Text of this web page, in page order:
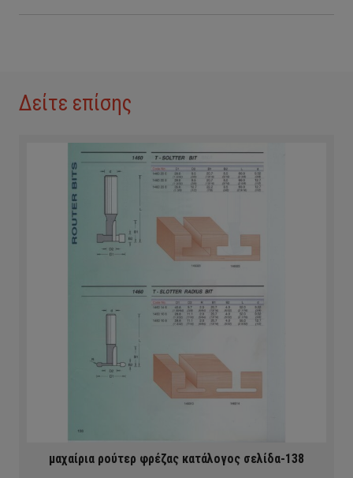
Δείτε επίσης
μαχαίρια ρούτερ φρέζας κατάλογος σελίδα-138